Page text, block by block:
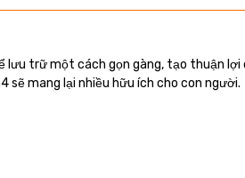
trữ một cách gọn gàng, tạo thuận
sẽ mang lại nhiều hữu ích cho con người.